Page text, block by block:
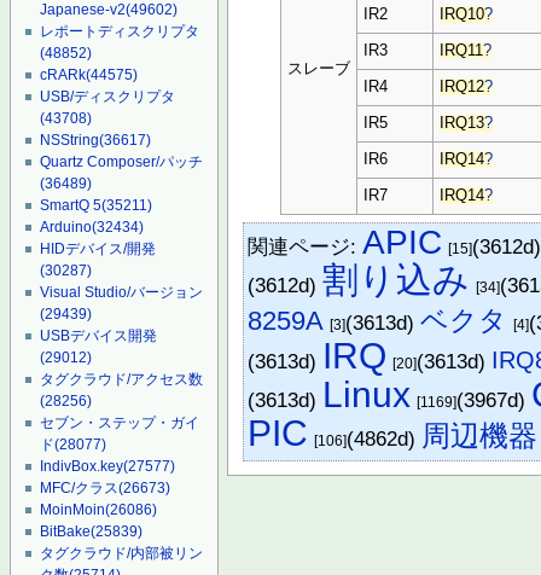
Japanese-v2(49602)
レポートディスクリプタ
(48852)
cRARk(44575)
USB/ディスクリプタ
(43708)
NSString(36617)
Quartz Composer/パッチ
(36489)
SmartQ 5(35211)
Arduino(32434)
HIDデバイス/開発
(30287)
Visual Studio/バージョン
(29439)
USBデバイス開発
(29012)
タグクラウド/アクセス数
(28256)
セブン・ステップ・ガイ
ド(28077)
IndivBox.key(27577)
MFC/クラス(26673)
MoinMoin(26086)
BitBake(25839)
タグクラウド/内部被リン
スレーブ
IR2 IRQ10?
IR3 IRQ11?
IR4 IRQ12?
IR5 IRQ13?
IR6 IRQ14?
IR7 IRQ14?
関連ページ:APIC [15]
(3612d)割り込み [34]
8259A [3](3613d)ベクタ [4]
(3613d) IRQ [20](3613d)
(3613d) Linux [1169](3967d)
PIC [106](4862d) 周辺機器